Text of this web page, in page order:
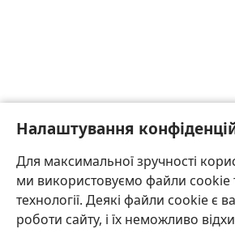
Налаштування
Для максимальної зручності
ми використовуємо файли cookie
технології. Деякі файли cookie є
роботи сайту, і їх неможливо